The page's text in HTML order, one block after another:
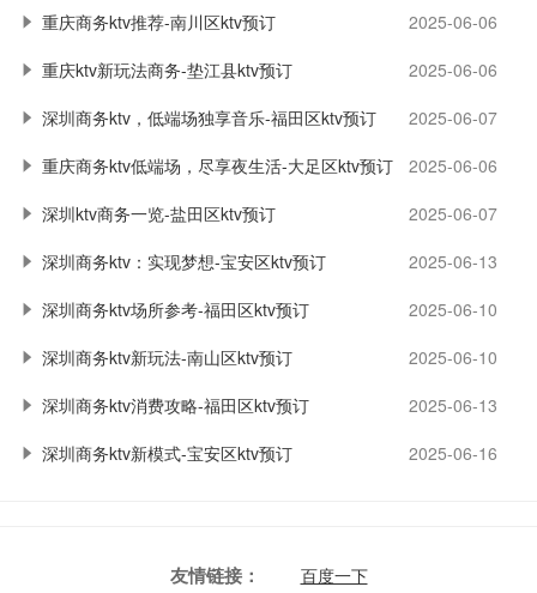
重庆商务ktv推荐-南川区ktv预订
2025-06-06
重庆ktv新玩法商务-垫江县ktv预订
2025-06-06
深圳商务ktv，低端场独享音乐-福田区ktv预订
2025-06-07
重庆商务ktv低端场，尽享夜生活-大足区ktv预订
2025-06-06
深圳ktv商务一览-盐田区ktv预订
2025-06-07
深圳商务ktv：实现梦想-宝安区ktv预订
2025-06-13
深圳商务ktv场所参考-福田区ktv预订
2025-06-10
深圳商务ktv新玩法-南山区ktv预订
2025-06-10
深圳商务ktv消费攻略-福田区ktv预订
2025-06-13
深圳商务ktv新模式-宝安区ktv预订
2025-06-16
友情链接： 百度一下